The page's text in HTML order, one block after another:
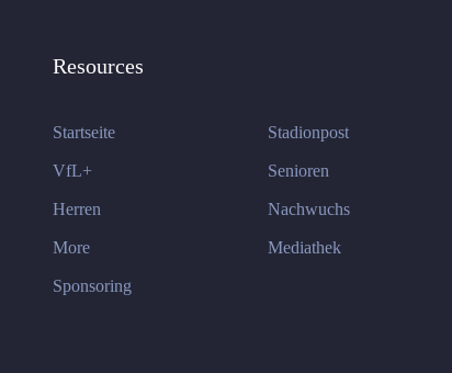
Resources
Startseite Stadionpost
VfL+ Senioren
Herren Nachwuchs
More Mediathek
Sponsoring